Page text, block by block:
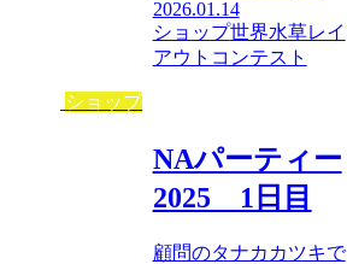
2026.01.14
ショップ世界水草レイ
アウトコンテスト
ショップ
NAパーティー
2025 1日目
顧問のタナカカツキで